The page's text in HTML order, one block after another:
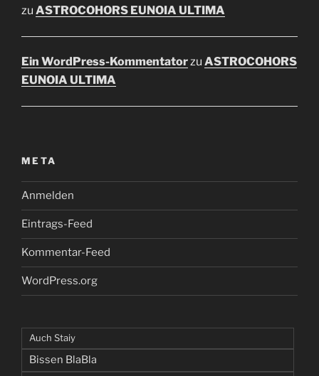
zu ASTROCOHORS EUNOIA ULTIMA
Ein WordPress-Kommentatorzu ASTROCOHORS
EUNOIA ULTIMA
META
Anmelden
Eintrags-Feed
Kommentar-Feed
WordPress.org
Auch Staiy
Bissen BlaBla